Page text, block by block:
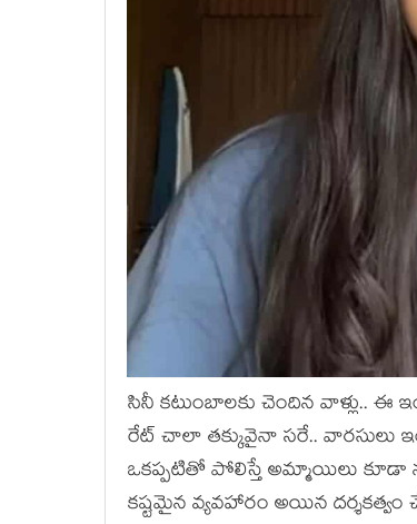
సినీ కటుంబాలకు చెందిన వాళ్లు.. ఈ
రేట్ చాలా తక్కువైనా సరే.. వారసులు
ఒకప్పటితో పోలిస్తే అమ్మాయిలు కూడా
కష్టమైన వ్యవహారం అయిన